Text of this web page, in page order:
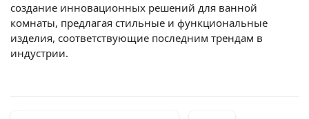
создание инновационных решений для ванной
комнаты, предлагая стильные и функциональные
изделия, соответствующие последним трендам в
индустрии.